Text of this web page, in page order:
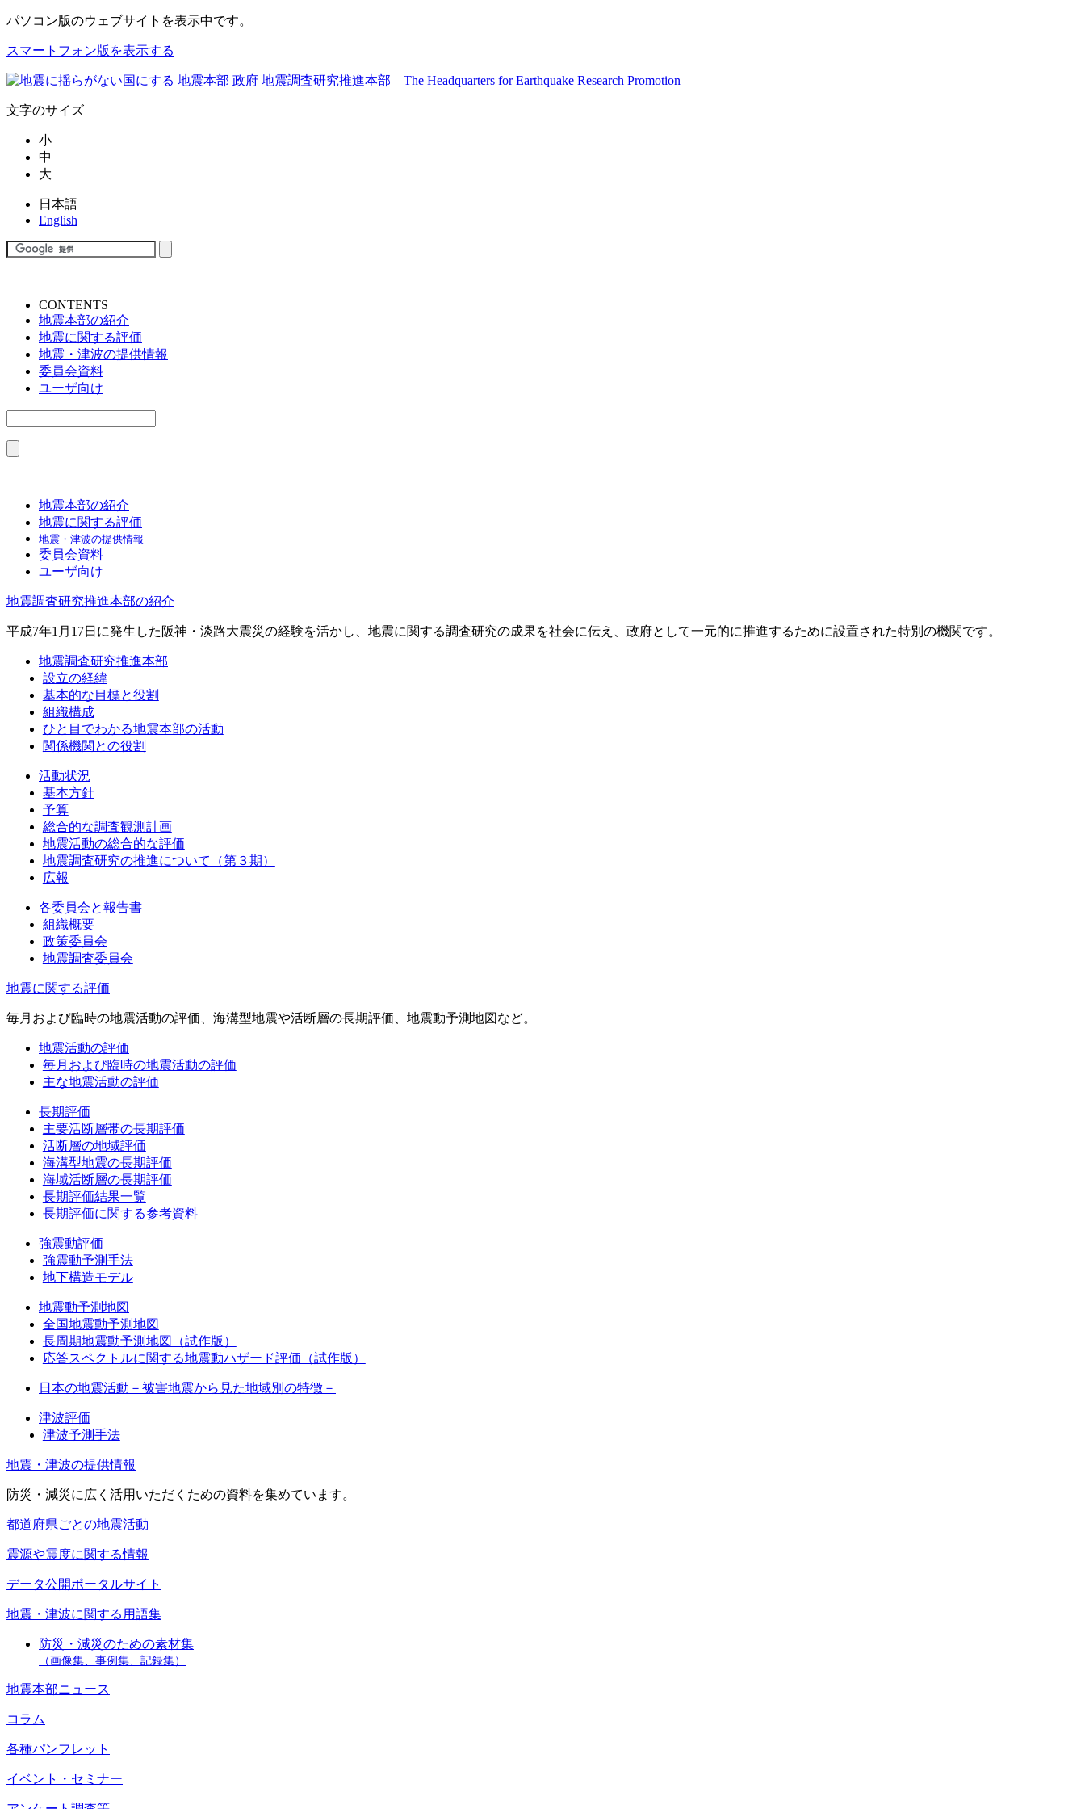
パソコン版のウェブサイトを表示中です。
スマートフォン版を表示する
文字のサイズ
小
中
大
日本語 |
English
CONTENTS
地震本部の紹介
地震に関する評価
地震・津波の提供情報
委員会資料
ユーザ向け
地震本部の紹介
地震に関する評価
地震・津波の提供情報
委員会資料
ユーザ向け
地震調査研究推進本部の紹介
平成7年1月17日に発生した阪神・淡路大震災の経験を活かし、地震に関する調査研究の成果を社会に伝え、政府として一元的に推進するために設置された特別の機関です。
地震調査研究推進本部
設立の経緯
基本的な目標と役割
組織構成
ひと目でわかる地震本部の活動
関係機関との役割
活動状況
基本方針
予算
総合的な調査観測計画
地震活動の総合的な評価
地震調査研究の推進について（第３期）
広報
各委員会と報告書
組織概要
政策委員会
地震調査委員会
地震に関する評価
毎月および臨時の地震活動の評価、海溝型地震や活断層の長期評価、地震動予測地図など。
地震活動の評価
毎月および臨時の地震活動の評価
主な地震活動の評価
長期評価
主要活断層帯の長期評価
活断層の地域評価
海溝型地震の長期評価
海域活断層の長期評価
長期評価結果一覧
長期評価に関する参考資料
強震動評価
強震動予測手法
地下構造モデル
地震動予測地図
全国地震動予測地図
長周期地震動予測地図（試作版）
応答スペクトルに関する地震動ハザード評価（試作版）
日本の地震活動－被害地震から見た地域別の特徴－
津波評価
津波予測手法
地震・津波の提供情報
防災・減災に広く活用いただくための資料を集めています。
都道府県ごとの地震活動
震源や震度に関する情報
データ公開ポータルサイト
地震・津波に関する用語集
防災・減災のための素材集
（画像集、事例集、記録集）
地震本部ニュース
コラム
各種パンフレット
イベント・セミナー